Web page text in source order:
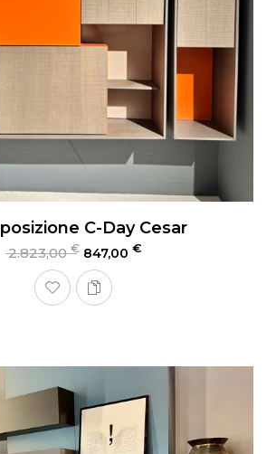
C-Day Cesar
2.823,00€ 847,00 €